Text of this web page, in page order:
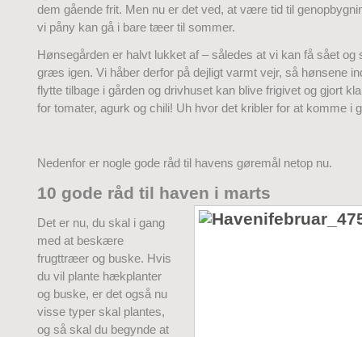
dem gående frit. Men nu er det ved, at være tid til
vi påny kan gå i bare tæer til sommer.
Hønsegården er halvt lukket af – således at vi kan få sået og
græs igen. Vi håber derfor på dejligt varmt vejr, så hønsene
flytte tilbage i gården og drivhuset kan blive frigivet og gjort
for tomater, agurk og chili! Uh hvor det kribler for at komme i
Nedenfor er nogle gode råd til havens gøremål netop nu.
10 gode råd til haven i marts
Det er nu, du skal i gang
med at beskære
frugttræer og buske. Hvis
du vil plante hækplanter
og buske, er det også nu
visse typer skal plantes,
og så skal du begynde at